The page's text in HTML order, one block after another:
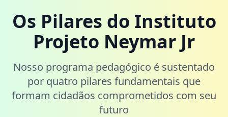
Os Pilares do Instituto
Projeto Neymar Jr
Nosso programa pedagógico é sustentado
por quatro pilares fundamentais que
formam cidadãos comprometidos com seu
futuro